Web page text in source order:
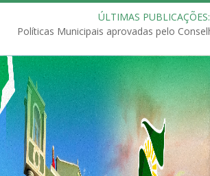
ÚLTIMAS PUBLICAÇÕES: